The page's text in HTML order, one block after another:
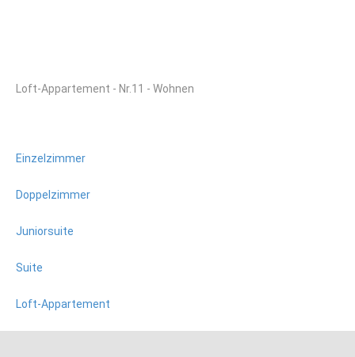
Loft-Appartement - Nr.11 - Wohnen
Einzelzimmer
Doppelzimmer
Juniorsuite
Suite
Loft-Appartement